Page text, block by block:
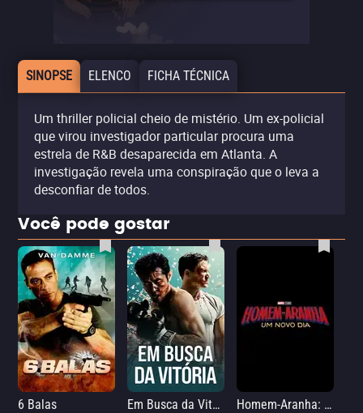
SINOPSE ELENCO FICHA TÉCNICA
Um thriller policial cheio de mistério. Um ex-policial
que virou investigador particular procura uma
estrela de R&B desaparecida em Atlanta. A
investigação revela uma conspiração que o leva a
desconfiar de todos.
Você pode gostar
6 Balas
Em Busca da Vitória
Homem-Aranha: Um Novo Dia